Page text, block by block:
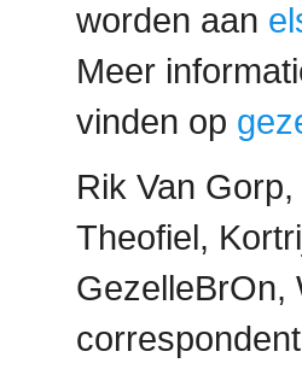
worden aan
Meer
vinden op
Rik Van
Theofiel,
GezelleBrOn,